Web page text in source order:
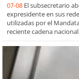
07-08 El subsecretario
expresidente en sus
utilizadas por el
reciente cadena